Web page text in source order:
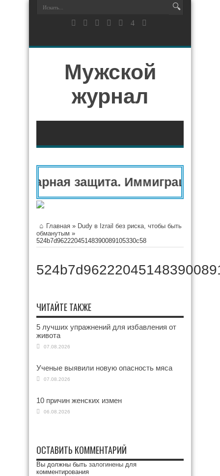
Мужской
журнал
защита.
Главная » Dudy в Izrail без риска, чтобы быть
обманутым »
524b7d96222045148390089105330c58
ЧИТАЙТЕ ТАКЖЕ
5 лучших упражнений для избавления от
живота
07.08.2026
Ученые выявили новую опасность мяса
07.08.2026
10 причин женских измен
06.08.2026
ОСТАВИТЬ КОММЕНТАРИЙ
Вы должны быть залогинены для
комментирования